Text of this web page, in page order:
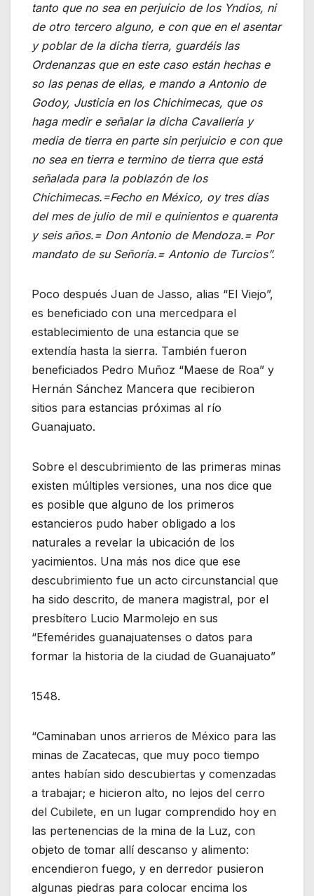
tanto que no sea en perjuicio de los Yndios, ni
de otro tercero alguno, e con que en el asentar
y poblar de la dicha tierra, guardéis las
Ordenanzas que en este caso están hechas e
so las penas de ellas, e mando a Antonio de
Godoy, Justicia en los Chichimecas, que os
haga medir e señalar la dicha Cavallería y
media de tierra en parte sin perjuicio e con que
no sea en tierra e termino de tierra que está
señalada para la poblazón de los
Chichimecas.=Fecho en México, oy tres días
del mes de julio de mil e quinientos e quarenta
y seis años.= Don Antonio de Mendoza.= Por
mandato de su Señoría.= Antonio de Turcios”.
Poco después Juan de Jasso, alias “El Viejo”,
es beneficiado con una mercedpara el
establecimiento de una estancia que se
extendía hasta la sierra. También fueron
beneficiados Pedro Muñoz “Maese de Roa” y
Hernán Sánchez Mancera que recibieron
sitios para estancias próximas al río
Guanajuato.
Sobre el descubrimiento de las primeras minas
existen múltiples versiones, una nos dice que
es posible que alguno de los primeros
estancieros pudo haber obligado a los
naturales a revelar la ubicación de los
yacimientos. Una más nos dice que ese
descubrimiento fue un acto circunstancial que
ha sido descrito, de manera magistral, por el
presbítero Lucio Marmolejo en sus
“Efemérides guanajuatenses o datos para
formar la historia de la ciudad de Guanajuato”
1548.
“Caminaban unos arrieros de México para las
minas de Zacatecas, que muy poco tiempo
antes habían sido descubiertas y comenzadas
a trabajar; e hicieron alto, no lejos del cerro
del Cubilete, en un lugar comprendido hoy en
las pertenencias de la mina de la Luz, con
objeto de tomar allí descanso y alimento:
encendieron fuego, y en derredor pusieron
algunas piedras para colocar encima los